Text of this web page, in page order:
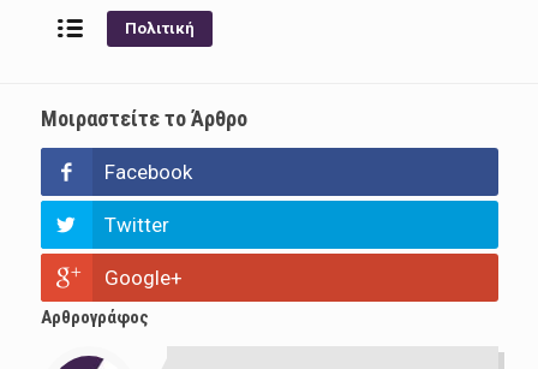
Πολιτική
Μοιραστείτε το Άρθρο
Facebook
Twitter
Google+
Αρθρογράφος